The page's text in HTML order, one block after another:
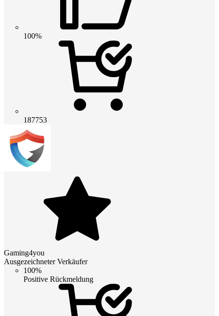
100%
187753
Gaming4you
Ausgezeichneter Verkäufer
100%
Positive Rückmeldung